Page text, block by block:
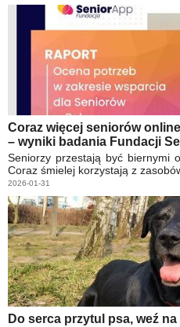
Coraz więcej seniorów
– wyniki badania Fundacji
Seniorzy przestają być biernymi
Coraz śmielej korzystają z
2026-01-31
Do serca przytul psa, weź